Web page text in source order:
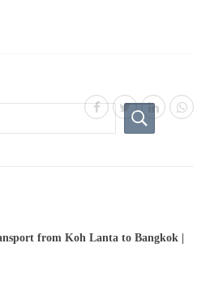
from Koh Lanta to Bangkok |